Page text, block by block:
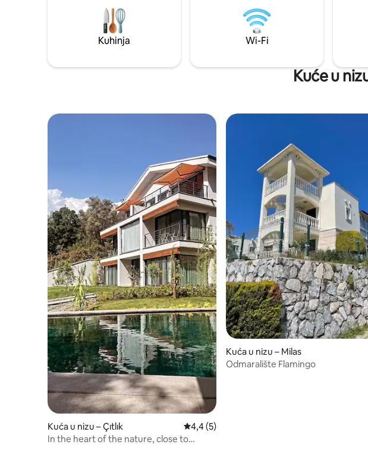
vodom, ribom i pogledom na zelenilo.
Smještaj je prikladan za obitelji ili prijatelje
koji se žele opustiti i uživati u plašljivom
jedriličarskom gradiću Gocek.
stana. Ovo je prvi kat. Uglavnom smo
prisutni na srednjem katu i dajemo
sebe za vašu udobnost i dobrobit. Vidimo
Kuhinja Wi-Fi
Kuće u
Kuća u nizu – Çıtlık Prosječna ocjena: 4,4/5, recenzija: 5
4,4 (5)
In the heart of the nature, close to
Kuća u nizu – Milas
Odmaralište Flamingo